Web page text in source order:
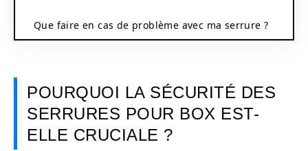
Que faire en cas de problème avec ma serrure ?
POURQUOI LA SÉCURITÉ DES
SERRURES POUR BOX EST-
ELLE CRUCIALE ?